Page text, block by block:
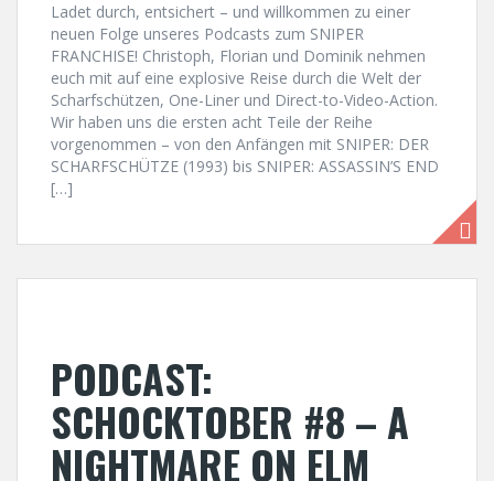
Ladet durch, entsichert – und willkommen zu einer
neuen Folge unseres Podcasts zum SNIPER
FRANCHISE! Christoph, Florian und Dominik nehmen
euch mit auf eine explosive Reise durch die Welt der
Scharfschützen, One-Liner und Direct-to-Video-Action.
Wir haben uns die ersten acht Teile der Reihe
vorgenommen – von den Anfängen mit SNIPER: DER
SCHARFSCHÜTZE (1993) bis SNIPER: ASSASSIN’S END
[…]
PODCAST:
SCHOCKTOBER #8 – A
NIGHTMARE ON ELM